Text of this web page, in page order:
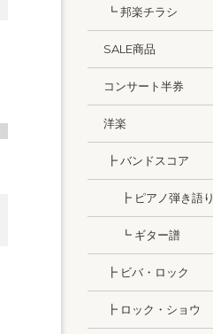
┗ 邦楽チラシ
SALE商品
コンサート半券
洋楽
┣ バンドスコア
┣ ピアノ弾き語り
┗ ギター譜
┣ ビバ・ロック
┣ ロック・ショウ